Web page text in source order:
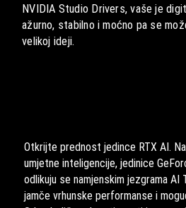
NVIDIA Studio Drivers, vaše je
ažurno, stabilno i moćno pa se
velikoj ideji.
Otkrijte prednost jedince RTX AI.
umjetne inteligencije, jedinice
odlikuju se namjenskim jezgrama AI
jamče vrhunske performanse i